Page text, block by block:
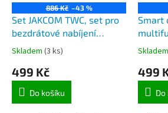
886 Kč –43 %
Set JAKCOM TWC, set pro
bezdrátové nabíjení
mobilních telefonů a pro
ohřev nápojů
Skladem (3 ks)
499 Kč
Do košíku
Smart
Skladem
499
Do